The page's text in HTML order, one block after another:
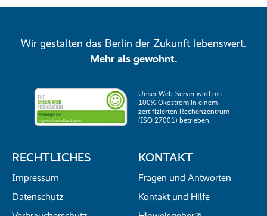
Wir gestalten das Berlin der Zukunft lebenswert.
Mehr als gewohnt.
Unser Web-Server wird mit
100% Ökostrom in einem
zertifizierten Rechenzentrum
(ISO 27001) betrieben.
RECHTLICHES
Impressum
Datenschutz
KONTAKT
Fragen und Antworten
Kontakt und Hilfe